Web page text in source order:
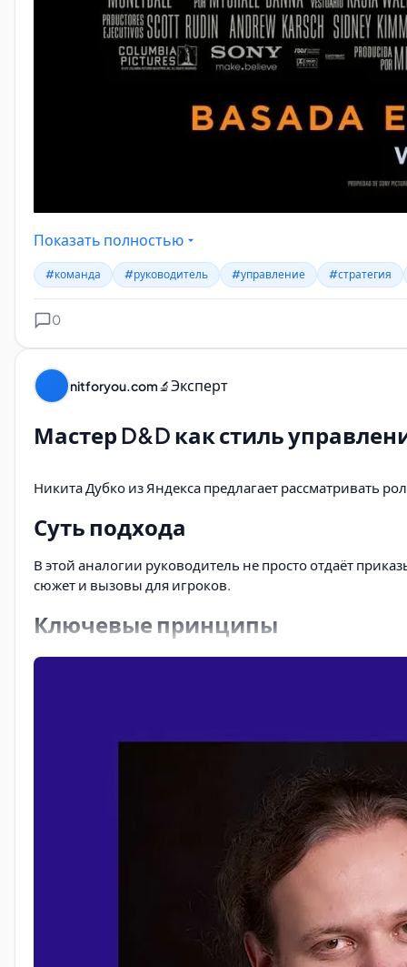
Показать полностью
#команда #руководитель #управление #стратегия
0
nitforyou.com🔬Эксперт
Мастер D&D как стиль
Никита Дубко из Яндекса предлагает рассматривать
Суть подхода
В этой аналогии руководитель не просто отдаёт
сюжет и вызовы для игроков.
Ключевые принципы
Создание среды для действий: Задача лидера —
: План, как и сценарий
поддерживая динамику и интерес.
Практическое применение
Такой стиль управления помогает сместить фокус с
понятные рамки, часто проявляет большую
[Видео](https://www.youtube.com/embed/